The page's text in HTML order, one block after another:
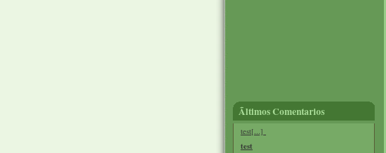
Ãltimos Comentarios
test[...]
test